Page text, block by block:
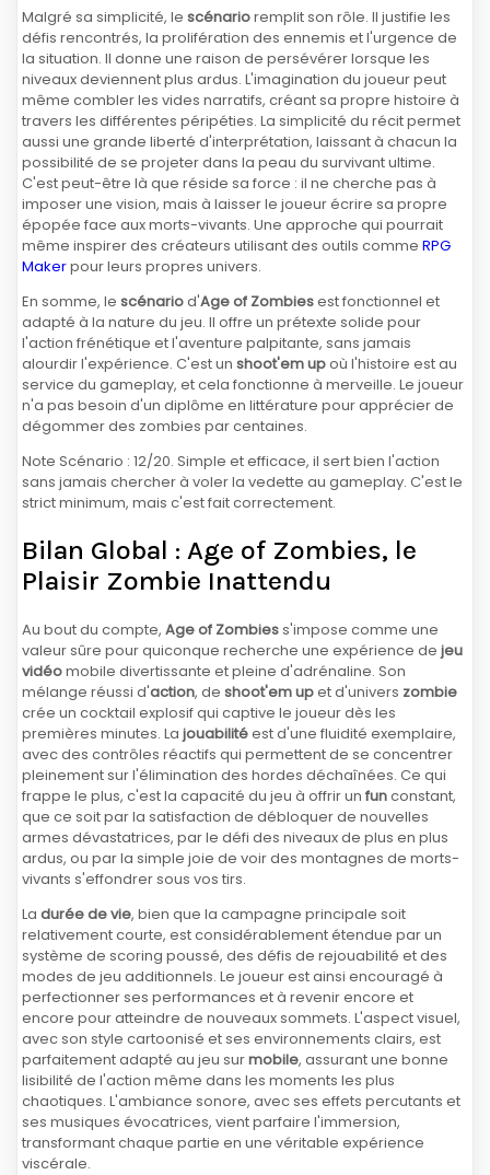
Malgré sa simplicité, le scénarioremplit son rôle. Il justifie les
défis rencontrés, la prolifération des ennemis et l'urgence de
la situation. Il donne une raison de persévérer lorsque les
niveaux deviennent plus ardus. L'imagination du joueur peut
même combler les vides narratifs, créant sa propre histoire à
travers les différentes péripéties. La simplicité du récit permet
aussi une grande liberté d'interprétation, laissant à chacun la
possibilité de se projeter dans la peau du survivant ultime.
C'est peut-être là que réside sa force : il ne cherche pas à
imposer une vision, mais à laisser le joueur écrire sa propre
épopée face aux morts-vivants. Une approche qui pourrait
même inspirer des créateurs utilisant des outils comme RPG
Makerpour leurs propres univers.
En somme, le scénariod'Age of Zombiesest fonctionnel et
adapté à la nature du jeu. Il offre un prétexte solide pour
l'action frénétique et l'aventure palpitante, sans jamais
alourdir l'expérience. C'est un shoot'em upoù l'histoire est au
service du gameplay, et cela fonctionne à merveille. Le joueur
n'a pas besoin d'un diplôme en littérature pour apprécier de
dégommer des zombies par centaines.
Note Scénario : 12/20. Simple et efficace, il sert bien l'action
sans jamais chercher à voler la vedette au gameplay. C'est le
strict minimum, mais c'est fait correctement.
Bilan Global : Age of Zombies, le
Plaisir Zombie Inattendu
Au bout du compte, Age of Zombiess'impose comme une
valeur sûre pour quiconque recherche une expérience de jeu
vidéomobile divertissante et pleine d'adrénaline. Son
mélange réussi d'action, de shoot'em upet d'univers zombie
crée un cocktail explosif qui captive le joueur dès les
premières minutes. La jouabilitéest d'une fluidité exemplaire,
avec des contrôles réactifs qui permettent de se concentrer
pleinement sur l'élimination des hordes déchaînées. Ce qui
frappe le plus, c'est la capacité du jeu à offrir un funconstant,
que ce soit par la satisfaction de débloquer de nouvelles
armes dévastatrices, par le défi des niveaux de plus en plus
ardus, ou par la simple joie de voir des montagnes de morts-
vivants s'effondrer sous vos tirs.
La durée de vie, bien que la campagne principale soit
relativement courte, est considérablement étendue par un
système de scoring poussé, des défis de rejouabilité et des
modes de jeu additionnels. Le joueur est ainsi encouragé à
perfectionner ses performances et à revenir encore et
encore pour atteindre de nouveaux sommets. L'aspect visuel,
avec son style cartoonisé et ses environnements clairs, est
parfaitement adapté au jeu surmobile, assurant une bonne
lisibilité de l'action même dans les moments les plus
chaotiques. L'ambiance sonore, avec ses effets percutants et
ses musiques évocatrices, vient parfaire l'immersion,
transformant chaque partie en une véritable expérience
viscérale.